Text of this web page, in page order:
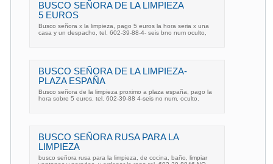
BUSCO SEÑORA DE LA LIMPIEZA
5 EUROS
Busco señora x la limpieza, pago 5 euros la hora seria x una
casa y un despacho, tel. 602-39-88-4- seis bno num oculto,
BUSCO SEÑORA DE LA LIMPIEZA-
PLAZA ESPAÑA
Busco señora de la limpieza proximo a plaza españa, pago la
hora sobre 5 euros. tel. 602-39-88 4-seis no num. oculto.
BUSCO SEÑORA RUSA PARA LA
LIMPIEZA
busco señora rusa para la limpieza, de cocina, baño, limpiar